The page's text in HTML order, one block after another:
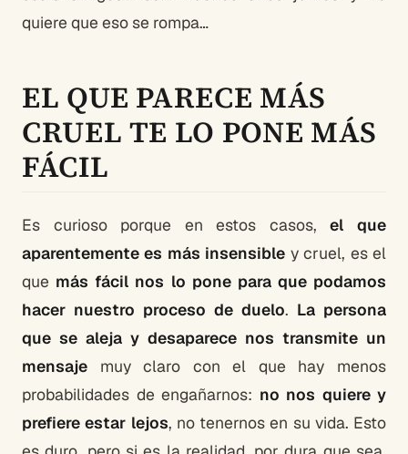
quiere que eso se rompa…
EL QUE PARECE MÁS
CRUEL TE LO PONE MÁS
FÁCIL
Es curioso porque en estos casos,el que
aparentemente es más insensible y cruel, es el
que más fácil nos lo pone para que podamos
hacer nuestro proceso de duelo. La persona
que se aleja y desaparece nos transmite un
mensaje muy claro con el que hay menos
probabilidades de engañarnos: no nos quiere y
prefiere estar lejos, no tenernos en su vida. Esto